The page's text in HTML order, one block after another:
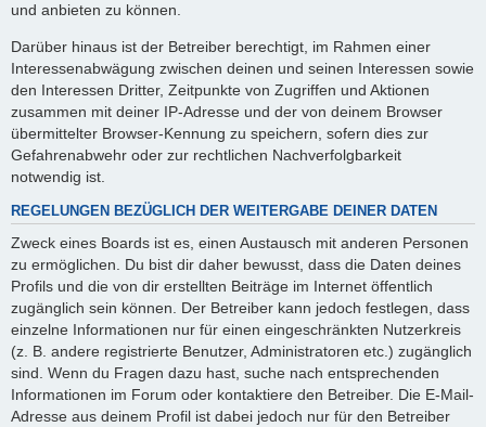
und anbieten zu können.
Darüber hinaus ist der Betreiber berechtigt, im Rahmen einer
Interessenabwägung zwischen deinen und seinen Interessen sowie
den Interessen Dritter, Zeitpunkte von Zugriffen und Aktionen
zusammen mit deiner IP-Adresse und der von deinem Browser
übermittelter Browser-Kennung zu speichern, sofern dies zur
Gefahrenabwehr oder zur rechtlichen Nachverfolgbarkeit
notwendig ist.
REGELUNGEN BEZÜGLICH DER WEITERGABE DEINER DATEN
Zweck eines Boards ist es, einen Austausch mit anderen Personen
zu ermöglichen. Du bist dir daher bewusst, dass die Daten deines
Profils und die von dir erstellten Beiträge im Internet öffentlich
zugänglich sein können. Der Betreiber kann jedoch festlegen, dass
einzelne Informationen nur für einen eingeschränkten Nutzerkreis
(z. B. andere registrierte Benutzer, Administratoren etc.) zugänglich
sind. Wenn du Fragen dazu hast, suche nach entsprechenden
Informationen im Forum oder kontaktiere den Betreiber. Die E-Mail-
Adresse aus deinem Profil ist dabei jedoch nur für den Betreiber